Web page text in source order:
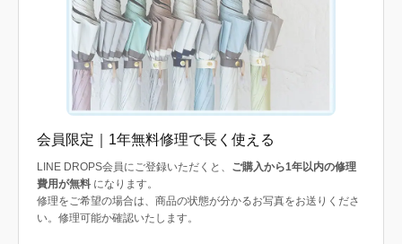
会員限定｜1年無料修理で長く使える
LINE DROPS会員にご登録いただくと、 ご購入から1年以内の修理
費用が無料 になります。
修理をご希望の場合は、商品の状態が分かるお写真をお送りくださ
い。修理可能か確認いたします。